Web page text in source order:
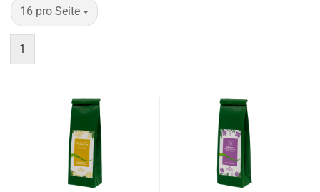
16 pro Seite
pro Seite
1